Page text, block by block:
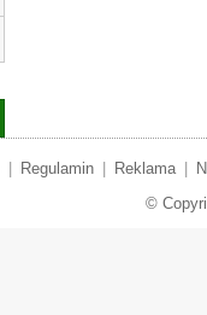
Regulamin Reklama
©